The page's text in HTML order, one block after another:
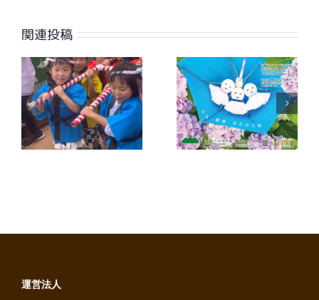
関連投稿
【広報誌】ワイ
ヤーさが2026
年7月号に掲載
しました
【広報誌】ワイ
ヤーさが2026
年6月号に掲載
しました
運営法人